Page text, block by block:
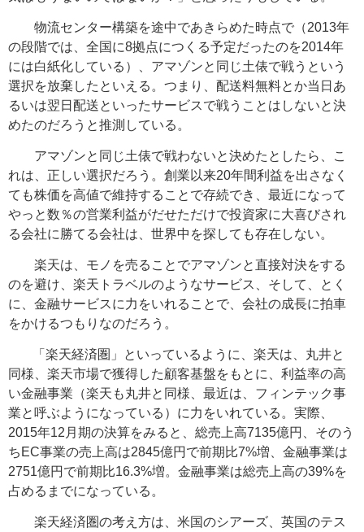
物流センター構築を途中であきらめた時点で（2013年
の段階では、全国に8拠点につくる予定だったのを2014年
には白紙化している）、アマゾンと同じ土俵で戦うという
選択を放棄したといえる。つまり、配送料無料とか当日あ
るいは翌日配送といったサービスで戦うことはしないと決
めたのだろうと推測している。
アマゾンと同じ土俵で戦わないと決めたとしたら、こ
れは、正しい選択だろう。創業以来20年間利益を出さなく
ても株価を高値で維持することで存続でき、最近になって
やっと数％の営業利益がだせただけで投資家に大喜びされ
る会社に勝てる会社は、世界中を探しても存在しない。
楽天は、モノを売ることでアマゾンと直接対決をする
のを避け、楽天トラベルのようなサービス、そして、とく
に、金融サービスに力をいれることで、会社の成長に拍車
をかけるつもりなのだろう。
「楽天経済圏」といっているように、楽天は、丸井と
同様、楽天市場で獲得した顧客基盤をもとに、利益率の高
い金融事業（楽天も丸井と同様、最近は、フィンテック事
業と呼ぶようになっている）に力をいれている。実際、
2015年12月期の決算をみると、総売上高7135億円、そのう
ちEC事業の売上高は2845億円で前期比7%増、金融事業は
2751億円で前期比16.3%増。金融事業は総売上高の39%を
占めるまでになっている。
楽天経済圏の考え方は、米国のシアーズ、英国のテス